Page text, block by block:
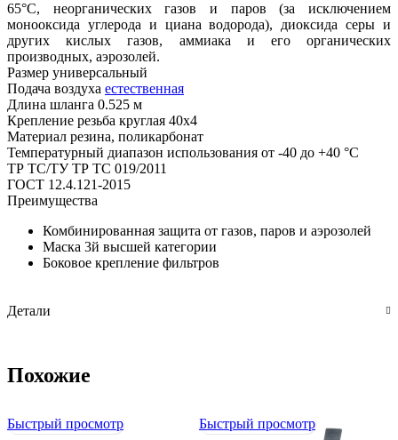
65°С, неорганических газов и паров (за исключением
монооксида углерода и циана водорода), диоксида серы и
других кислых газов, аммиака и его органических
производных, аэрозолей.
Размер универсальный
Подача воздуха естественная
Длина шланга 0.525 м
Крепление резьба круглая 40х4
Материал резина, поликарбонат
Температурный диапазон использования от -40 до +40 °С
ТР ТС/ТУ ТР ТС 019/2011
ГОСТ 12.4.121-2015
Преимущества
Комбинированная защита от газов, паров и аэрозолей
Маска 3й высшей категории
Боковое крепление фильтров
Детали
Похожие
Быстрый просмотр Быстрый просмотр